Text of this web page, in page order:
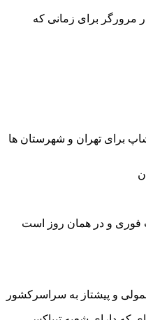
مرورگر برای زمانی که
برای تهران و شهرستان ها
فوری و در همان روز است
و پیشتاز به سراسرکشور